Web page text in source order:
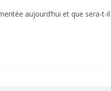
aujourd’hui et que sera-t-